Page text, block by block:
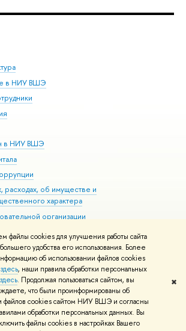
файлы cookies для улучшения работы сайта
удобства его использования. Более
об использовании файлов cookies
здесь, наши правила обработки персональных
здесь. Продолжая пользоваться сайтом, вы
что были проинформированы об
файлов cookies сайтом НИУ ВШЭ и согласны
обработки персональных данных. Вы
файлы cookies в настройках Вашего
✖
в НИУ ВШЭ
в НИУ ВШЭ
расходах, об имуществе и
характера
организации
возможностями здоровья
Адреса и контакты Условия использования
конфиденциальности Карта сайта
Slab разработаны вШколе дизайна НИУ ВШЭ